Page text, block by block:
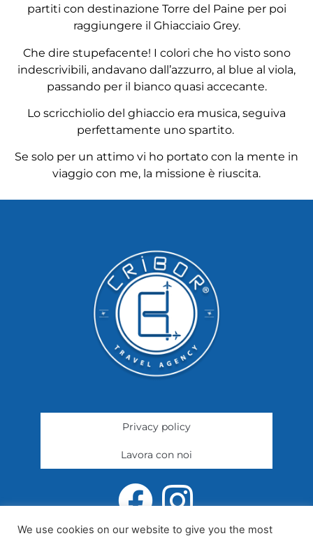
partiti con destinazione Torre del Paine per poi
raggiungere il Ghiacciaio Grey.
Che dire stupefacente! I colori che ho visto sono
indescrivibili, andavano dall’azzurro, al blue al viola,
passando per il bianco quasi accecante.
Lo scricchiolio del ghiaccio era musica, seguiva
perfettamente uno spartito.
Se solo per un attimo vi ho portato con la mente in
viaggio con me, la missione è riuscita.
Privacy policy
Lavora con noi
We use cookies on our website to give you the most